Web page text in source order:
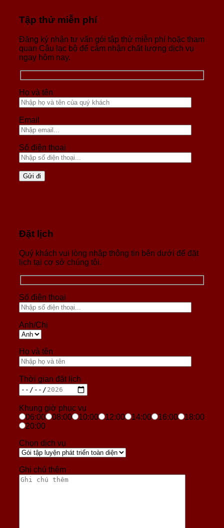
Tập thử miễn phí
Đăng ký nhận tư vấn gói tập thử miễn phí hoặc tham
quan Câu lạc bộ để cảm nhận chất lượng dịch vụ
ngay hôm nay.
Họ và tên
Email
Số điện thoại
Đặt lịch
Quý khách vui lòng nhập thông tin bên dưới để đặt
lịch tại cơ sở chúng tôi.
Số điện thoại
Anh/Chị
Họ và tên
Thời gian đặt lịch
Khung giờ phục vụ
06:00
08:00 10:00 12:00 14:00 16:00
18:00
20:00
Chọn dịch vụ
Ghi chú thêm